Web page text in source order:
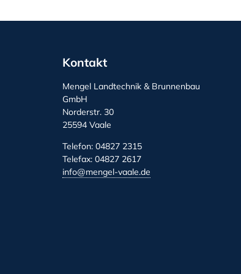
Kontakt
Mengel Landtechnik & Brunnenbau
GmbH
Norderstr. 30
25594 Vaale
Telefon: 04827 2315
Telefax: 04827 2617
info@mengel-vaale.de